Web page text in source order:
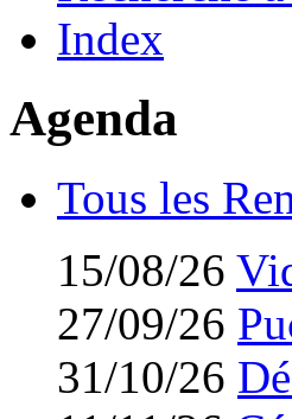
Index
Agenda
Tous les
15/08/26
27/09/26
31/10/26